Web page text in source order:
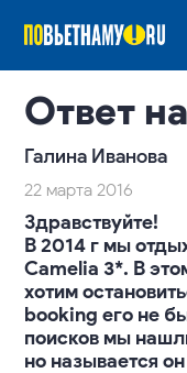
Ответ
Галина Иванова
22 марта 2016
Здравствуйте!
В 2014 г мы
Camelia 3*. В
хотим
booking его не
поисков мы
но называется